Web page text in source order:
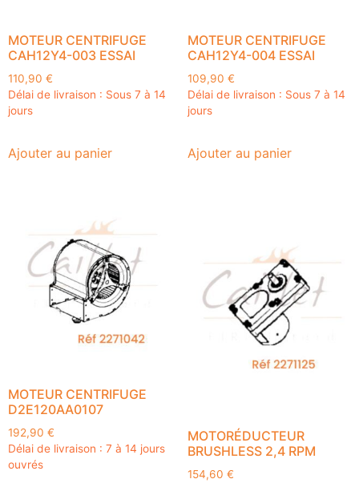
MOTEUR CENTRIFUGE
CAH12Y4-003 ESSAI
110,90 €
Délai de livraison : Sous 7 à 14
jours
Ajouter au panier
MOTEUR CENTRIFUGE
CAH12Y4-004 ESSAI
109,90 €
Délai de livraison : Sous 7 à 14
jours
Ajouter au panier
MOTEUR CENTRIFUGE
D2E120AA0107
192,90 €
Délai de livraison : 7 à 14 jours
ouvrés
MOTORÉDUCTEUR
BRUSHLESS 2,4 RPM
154,60 €